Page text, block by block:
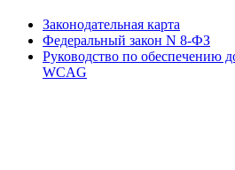
Законодательная карта
Федеральный закон N 8-ФЗ
Руководство по обеспечению
WCAG